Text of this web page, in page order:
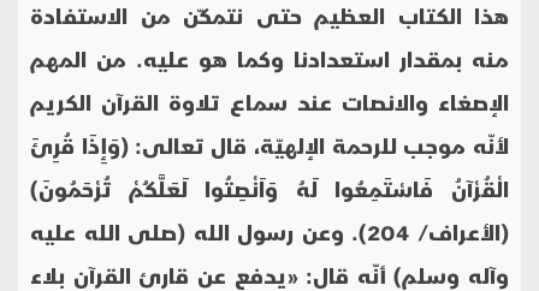
هذا الكتاب العظيم حتى نتمكّن من الاستفادة
منه بمقدار استعدادنا وكما هو عليه. من المهم
الإصغاء والانصات عند سماع تلاوة القرآن الكريم
لأنّه موجب للرحمة الإلهيّة، قال تعالى: (وَإِذَا قُرِئَ
الْقُرْآنُ فَاسْتَمِعُوا لَهُ وَاَنْصِتُوا لَعَلَّكُمْ تُرْحَمُونَ)
(الأعراف/ 204). وعن رسول الله (صلى الله عليه
وآله وسلم) أنّه قال: «يدفع عن قارئ القرآن بلاء